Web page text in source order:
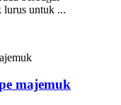
lurus untuk ...
majemuk